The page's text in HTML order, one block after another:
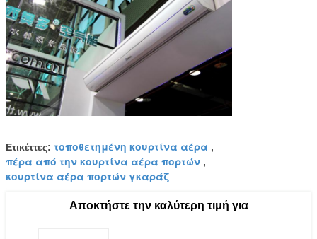
Ετικέττες: τοποθετημένη κουρτίνα αέρα ,
πέρα από την κουρτίνα αέρα πορτών ,
κουρτίνα αέρα πορτών γκαράζ
Αποκτήστε την καλύτερη τιμή για